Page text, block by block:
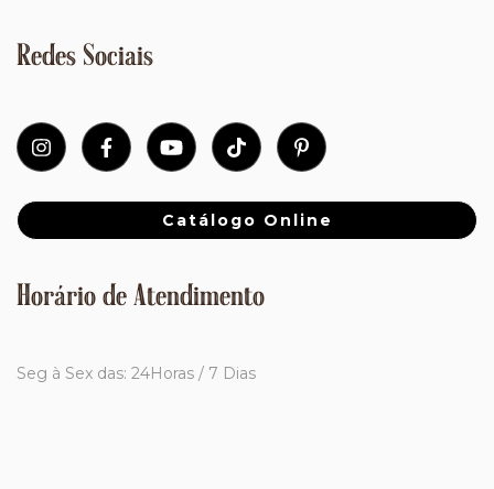
Redes Sociais
Catálogo Online
Horário de Atendimento
Seg à Sex das: 24Horas / 7 Dias